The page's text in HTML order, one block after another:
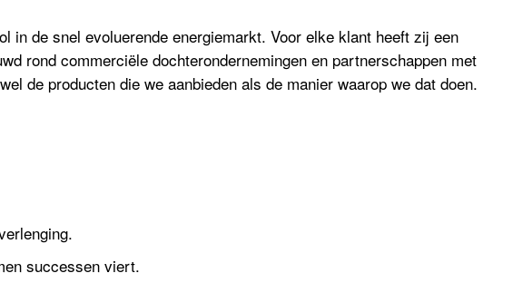
in de snel evoluerende energiemarkt. Voor elke klant heeft zij een
rond commerciële dochterondernemingen en partnerschappen met
de producten die we aanbieden als de manier waarop we dat doen.
successen viert.